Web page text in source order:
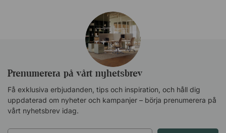
Prenumerera på vårt nyhetsbrev
Få exklusiva erbjudanden, tips och inspiration, och håll dig
uppdaterad om nyheter och kampanjer – börja prenumerera på
vårt nyhetsbrev idag.